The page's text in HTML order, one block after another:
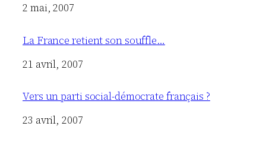
Date
2 mai, 2007
La France retient son souffle…
Date
21 avril, 2007
Vers un parti social-démocrate français ?
Date
23 avril, 2007